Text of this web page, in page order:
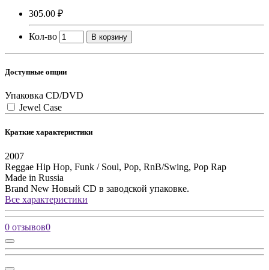
305.00 ₽
Кол-во В корзину
Доступные опции
Упаковка CD/DVD
Jewel Case
Краткие характеристики
2007
Reggae Hip Hop, Funk / Soul, Pop, RnB/Swing, Pop Rap
Made in Russia
Brand New Новый CD в заводской упаковке.
Все характеристики
0 отзывов0